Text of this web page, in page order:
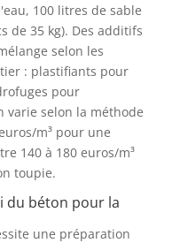
100 litres de sable
de 35 kg). Des additifs
selon les
: plastifiants pour
pour
varie selon la méthode
m³ pour une
140 à 180 euros/m³
toupie.
du béton pour la
une préparation